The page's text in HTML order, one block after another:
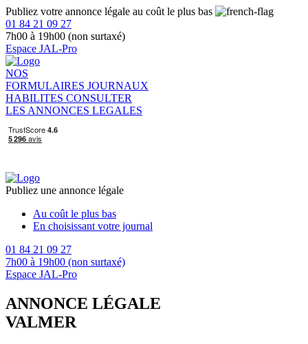
Publiez votre annonce légale au coût le plus bas
01 84 21 09 27
7h00 à 19h00 (non surtaxé)
Espace JAL-Pro
NOS
FORMULAIRES JOURNAUX
HABILITES CONSULTER
LES ANNONCES LEGALES
Publiez une annonce légale
Au coût le plus bas
En choisissant votre journal
01 84 21 09 27
7h00 à 19h00 (non surtaxé)
Espace JAL-Pro
ANNONCE LÉGALE
VALMER